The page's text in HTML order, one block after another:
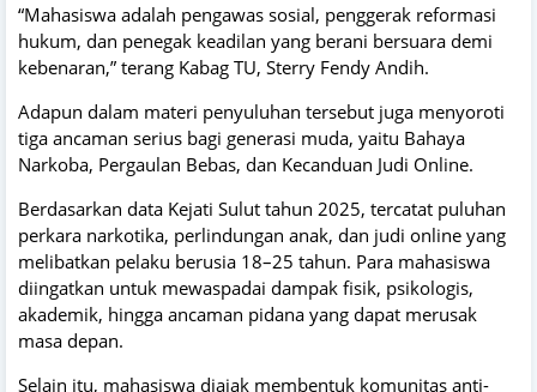
“Mahasiswa adalah pengawas sosial, penggerak reformasi
hukum, dan penegak keadilan yang berani bersuara demi
kebenaran,” terang Kabag TU, Sterry Fendy Andih.
Adapun dalam materi penyuluhan tersebut juga menyoroti
tiga ancaman serius bagi generasi muda, yaitu Bahaya
Narkoba, Pergaulan Bebas, dan Kecanduan Judi Online.
Berdasarkan data Kejati Sulut tahun 2025, tercatat puluhan
perkara narkotika, perlindungan anak, dan judi online yang
melibatkan pelaku berusia 18–25 tahun. Para mahasiswa
diingatkan untuk mewaspadai dampak fisik, psikologis,
akademik, hingga ancaman pidana yang dapat merusak
masa depan.
Selain itu, mahasiswa diajak membentuk komunitas anti-